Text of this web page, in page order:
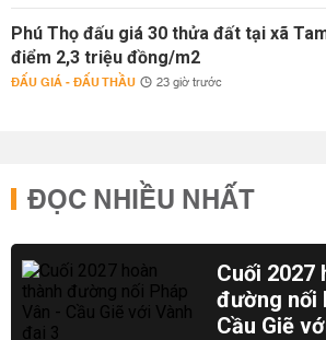
Phú Thọ đấu giá 30 thửa đất tại xã
điểm 2,3 triệu đồng/m2
ĐẤU GIÁ - ĐẤU THẦU 23 giờ trước
ĐỌC NHIỀU NHẤT
Cuối 2027
đường nối
Cầu Giẽ